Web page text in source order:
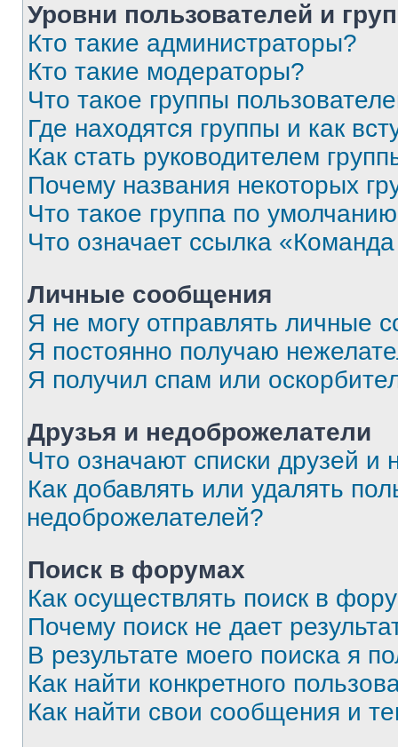
Уровни пользователей и
Кто такие администраторы?
Кто такие модераторы?
Что такое группы
Где находятся группы и как
Как стать руководителем
Почему названия некоторых
Что такое группа по
Что означает ссылка
Личные сообщения
Я не могу отправлять личные
Я постоянно получаю
Я получил спам или
Друзья и недоброжелатели
Что означают списки друзей и
Как добавлять или удалять
недоброжелателей?
Поиск в форумах
Как осуществлять поиск в
Почему поиск не дает
В результате моего поиска я
Как найти конкретного
Как найти свои сообщения и